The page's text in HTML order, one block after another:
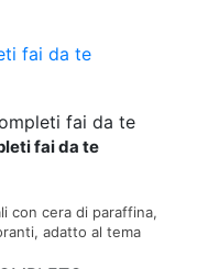
fai da te
con cera di paraffina,
adatto al tema